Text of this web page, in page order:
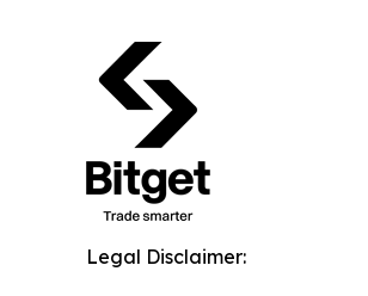
Legal Disclaimer: